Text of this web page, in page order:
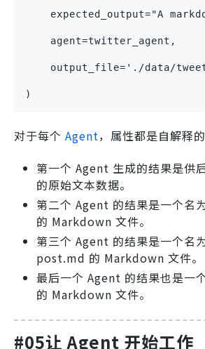
expected_output="A
    agent=twitter_agent,
output_file='./data/
)
对于每个 Agent，属性都是自解释
第一个 Agent 生成的结果是供
的原始文本数据。
第二个 Agent 的结果是一个
的 Markdown 文件。
第三个 Agent 的结果是一个
post.md 的 Markdown 文件。
最后一个 Agent 的结果也是一
的 Markdown 文件。
#05让 Agent 开始工作